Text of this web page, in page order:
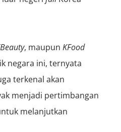
, maupun KFood
negara ini, ternyata
terkenal akan
menjadi pertimbangan
melanjutkan